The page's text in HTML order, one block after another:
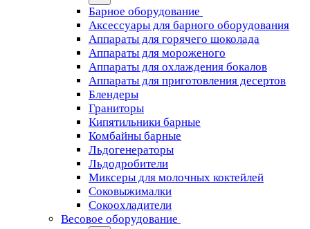
Барное оборудование
Аксессуары для барного оборудования
Аппараты для горячего шоколада
Аппараты для мороженого
Аппараты для охлаждения бокалов
Аппараты для приготовления десертов
Блендеры
Граниторы
Кипятильники барные
Комбайны барные
Льдогенераторы
Льдодробители
Миксеры для молочных коктейлей
Соковыжималки
Сокоохладители
Весовое оборудование